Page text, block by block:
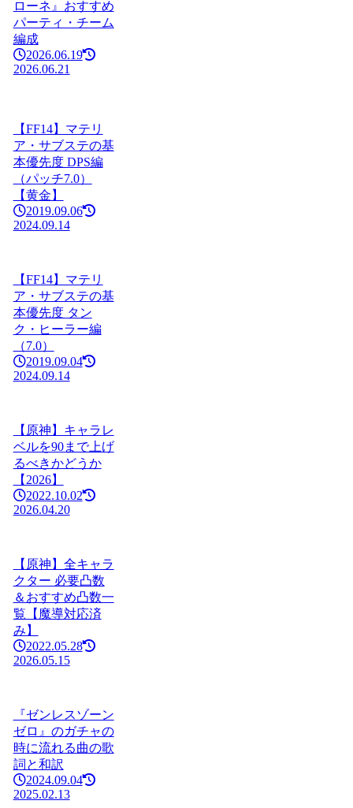
ローネ』おすすめ
パーティ・チーム
編成
2026.06.19
2026.06.21
【FF14】マテリ
ア・サブステの基
本優先度 DPS編
（パッチ7.0）
【黄金】
2019.09.06
2024.09.14
【FF14】マテリ
ア・サブステの基
本優先度 タン
ク・ヒーラー編
（7.0）
2019.09.04
2024.09.14
【原神】キャラレ
ベルを90まで上げ
るべきかどうか
【2026】
2022.10.02
2026.04.20
【原神】全キャラ
クター 必要凸数
＆おすすめ凸数一
覧【魔導対応済
み】
2022.05.28
2026.05.15
『ゼンレスゾーン
ゼロ』のガチャの
時に流れる曲の歌
詞と和訳
2024.09.04
2025.02.13